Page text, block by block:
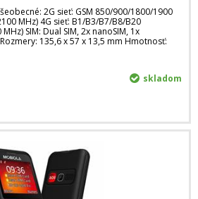
2G sieť: GSM 850/900/1800/1900
MHz) 4G sieť: B1/B3/B7/B8/B20
SIM: Dual SIM, 2x nanoSIM, 1x
135,6 x 57 x 13,5 mm Hmotnosť:
skladom